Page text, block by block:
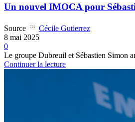
Un nouvel IMOCA pour
Source
Cécile Gutierrez
8 mai 2025
0
Le groupe Dubreuil et Sébastien Simon
Continuer la lecture